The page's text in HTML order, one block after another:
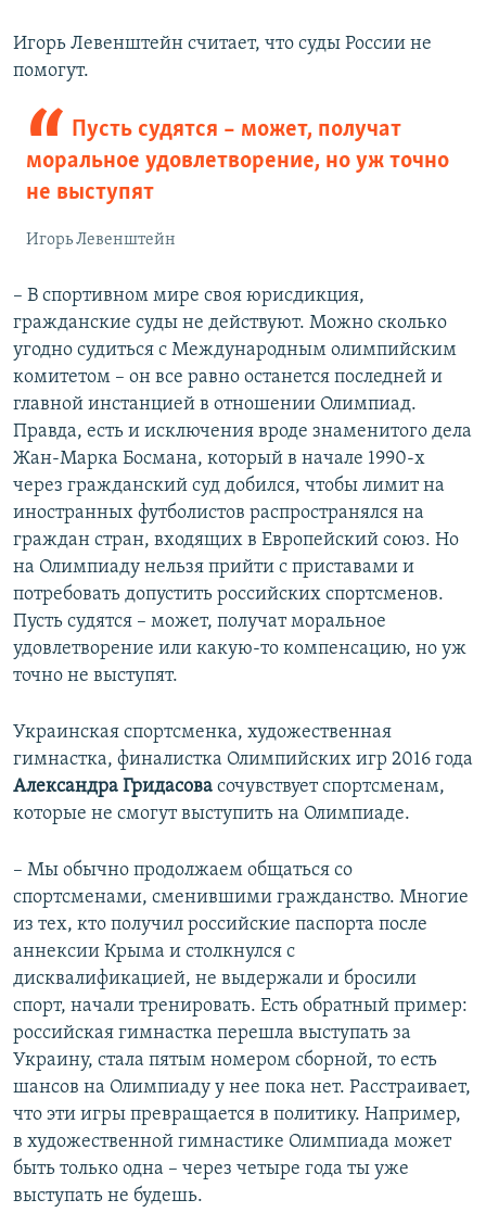
Игорь Левенштейн считает, что суды России не
помогут.
Пусть судятся – может, получат
моральное удовлетворение, но уж точно
не выступят
Игорь Левенштейн
– В спортивном мире своя юрисдикция,
гражданские суды не действуют. Можно сколько
угодно судиться с Международным олимпийским
комитетом – он все равно останется последней и
главной инстанцией в отношении Олимпиад.
Правда, есть и исключения вроде знаменитого дела
Жан-Марка Босмана, который в начале 1990-х
через гражданский суд добился, чтобы лимит на
иностранных футболистов распространялся на
граждан стран, входящих в Европейский союз. Но
на Олимпиаду нельзя прийти с приставами и
потребовать допустить российских спортсменов.
Пусть судятся – может, получат моральное
удовлетворение или какую-то компенсацию, но уж
точно не выступят.
Украинская спортсменка, художественная
гимнастка, финалистка Олимпийских игр 2016 года
Александра Гридасова сочувствует спортсменам,
которые не смогут выступить на Олимпиаде.
– Мы обычно продолжаем общаться со
спортсменами, сменившими гражданство. Многие
из тех, кто получил российские паспорта после
аннексии Крыма и столкнулся с
дисквалификацией, не выдержали и бросили
спорт, начали тренировать. Есть обратный пример:
российская гимнастка перешла выступать за
Украину, стала пятым номером сборной, то есть
шансов на Олимпиаду у нее пока нет. Расстраивает,
что эти игры превращается в политику. Например,
в художественной гимнастике Олимпиада может
быть только одна – через четыре года ты уже
выступать не будешь.